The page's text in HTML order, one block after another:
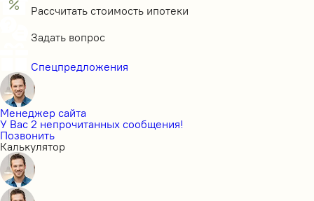
Рассчитать стоимость ипотеки
Задать вопрос
Спецпредложения
Менеджер сайта
У Вас 2 непрочитанных сообщения!
Позвонить
Калькулятор